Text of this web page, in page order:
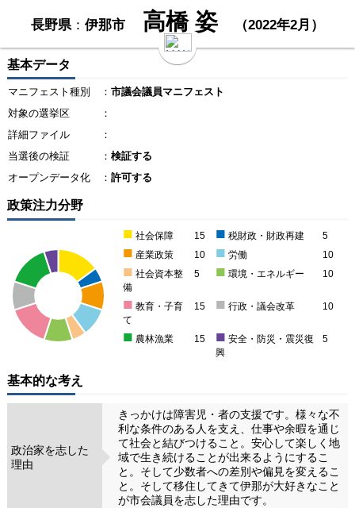
長野県： 伊那市 高橋 姿 （2022年2月）
基本データ
マニフェスト種別 ： 市議会議員マニフェスト
対象の選挙区
：
詳細ファイル
：
当選後の検証
： 検証する
オープンデータ化
： 許可する
政策注力分野
■ 社会保障 15 ■ 税財政・財政再建 5
■ 産業政策 10 ■ 労働 10
■ 社会資本整
備
5 ■ 環境・エネルギー 10
■ 教育・子育
て
15 ■ 行政・議会改革 10
■ 農林漁業 15 ■ 安全・防災・震災復
興
5
基本的な考え
政治家を志した
理由
きっかけは障害児・者の支援です。様々な不
利な条件のある人を支え、仕事や余暇を通じ
て社会と結びつけること。安心して楽しく地
域で生き続けることが出来るようにするこ
と。そして少数者への差別や偏見を変えるこ
と。そして移住してきて伊那が大好きなこと
が市会議員を志した理由です。